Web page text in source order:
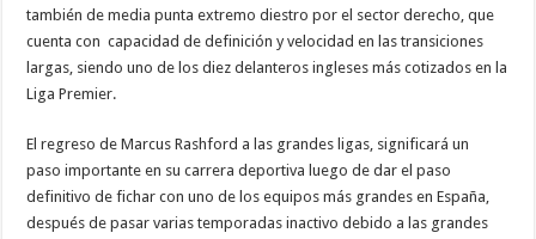
también de media punta extremo diestro por el sector derecho, que
cuenta con capacidad de definición y velocidad en las transiciones
largas, siendo uno de los diez delanteros ingleses más cotizados en la
Liga Premier.
El regreso de Marcus Rashford a las grandes ligas, significará un
paso importante en su carrera deportiva luego de dar el paso
definitivo de fichar con uno de los equipos más grandes en España,
después de pasar varias temporadas inactivo debido a las grandes